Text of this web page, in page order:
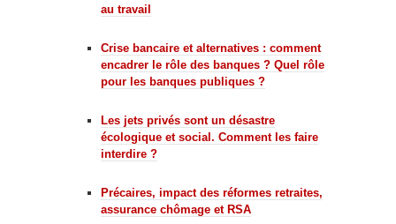
au travail
Crise bancaire et alternatives : comment
encadrer le rôle des banques ? Quel rôle
pour les banques publiques ?
Les jets privés sont un désastre
écologique et social. Comment les faire
interdire ?
Précaires, impact des réformes retraites,
assurance chômage et RSA